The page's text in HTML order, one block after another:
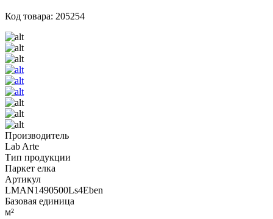
Код товара: 205254
Производитель
Lab Arte
Тип продукции
Паркет елка
Артикул
LMAN1490500Ls4Eben
Базовая единица
м²